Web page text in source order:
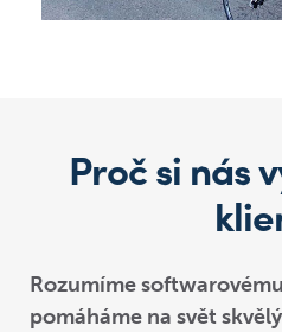
Proč si nás
Rozumíme
pomáháme na svět